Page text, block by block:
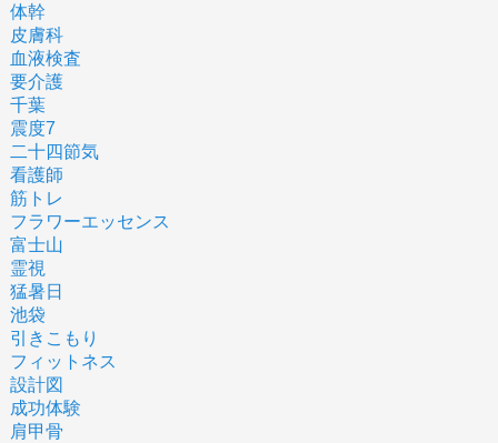
体幹
皮膚科
血液検査
要介護
千葉
震度7
二十四節気
看護師
筋トレ
フラワーエッセンス
富士山
霊視
猛暑日
池袋
引きこもり
フィットネス
設計図
成功体験
肩甲骨